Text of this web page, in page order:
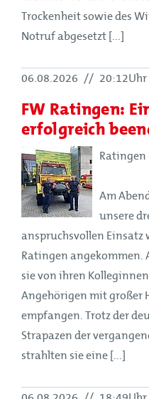
Trockenheit sowie des
Notruf abgesetzt [...]
06.08.2026 // 20:12Uhr
FW Ratingen:
erfolgreich
Ratingen
Am
unsere
anspruchsvollen Einsatz
Ratingen angekommen.
sie von ihren
Angehörigen mit großer
empfangen. Trotz der
Strapazen der
strahlten sie eine [...]